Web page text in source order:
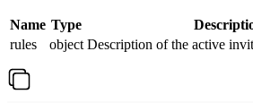
Name Type
rules
object Description of the active